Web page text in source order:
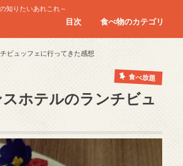
知りたいあれこれ～
目次 食べ物のカテゴリ
ビュッフェに行ってきた感想
食べ放題
ホテルのランチビュ